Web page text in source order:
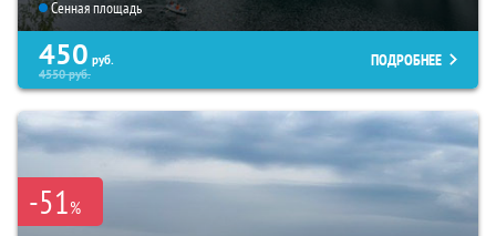
Сенная площадь
450 руб.
4550руб.
ПОДРОБНЕЕ
-51%